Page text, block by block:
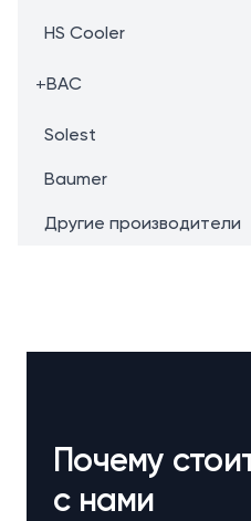
HS Cooler
+BAC
Solest
Baumer
Другие производители
Почему
с нами